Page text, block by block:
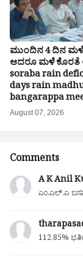
ಮುಂದಿನ 4 ದಿನ ಮಳೆ
ಆದರೂ ಮಳೆ ಕೊರತೆ
soraba rain
days rain
bangarappa
August 07, 2026
Comments
A K Anil
ಎಂ.ಎಲ್.ಎ
112.85%